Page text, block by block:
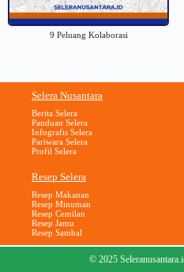
9 Peluang Kolaborasi
Selera Nusantara
Berita Selera
Panduan Selera
Infografis Selera
Pariwara Selera
Profil Selera
Resep Selera
Resep Makanan
Resep Minuman
Resep Cemilan
Resep Jamu
Resep Sambal
© 2025